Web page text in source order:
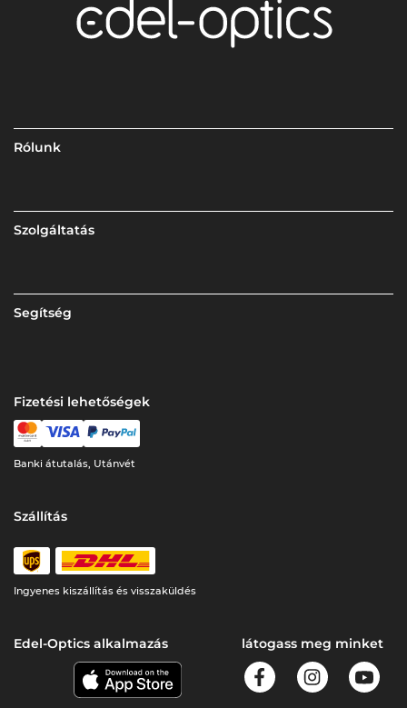
Rólunk
Szolgáltatás
Segítség
Fizetési lehetőségek
Banki átutalás, Utánvét
Szállítás
Ingyenes kiszállítás és visszaküldés
Edel-Optics alkalmazás látogass meg minket